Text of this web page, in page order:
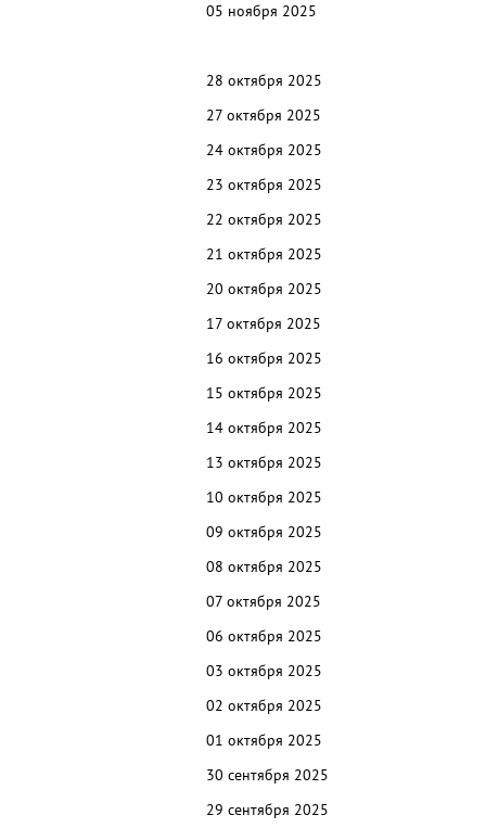
05 ноября 2025
28 октября 2025
27 октября 2025
24 октября 2025
23 октября 2025
22 октября 2025
21 октября 2025
20 октября 2025
17 октября 2025
16 октября 2025
15 октября 2025
14 октября 2025
13 октября 2025
10 октября 2025
09 октября 2025
08 октября 2025
07 октября 2025
06 октября 2025
03 октября 2025
02 октября 2025
01 октября 2025
30 сентября 2025
29 сентября 2025